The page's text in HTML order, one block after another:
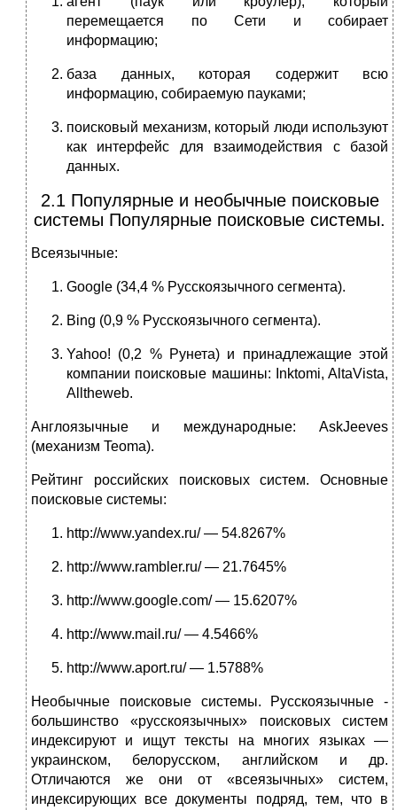
перемещается по Сети и собирает
информацию;
база данных, которая содержит всю
информацию, собираемую пауками;
поисковый механизм, который люди используют
как интерфейс для взаимодействия с базой
данных.
2.1 Популярные и необычные поисковые
системы Популярные поисковые системы.
Всеязычные:
Google (34,4 % Русскоязычного сегмента).
Bing (0,9 % Русскоязычного сегмента).
Yahoo! (0,2 % Рунета) и принадлежащие этой
компании поисковые машины: Inktomi, AltaVista,
Alltheweb.
Англоязычные и международные: AskJeeves
(механизм Teoma).
Рейтинг российских поисковых систем. Основные
поисковые системы:
http://www.yandex.ru/ — 54.8267%
http://www.rambler.ru/ — 21.7645%
http://www.google.com/ — 15.6207%
http://www.mail.ru/ — 4.5466%
http://www.aport.ru/ — 1.5788%
Необычные поисковые системы. Русскоязычные -
большинство «русскоязычных» поисковых систем
индексируют и ищут тексты на многих языках —
украинском, белорусском, английском и др.
Отличаются же они от «всеязычных» систем,
индексирующих все документы подряд, тем, что в